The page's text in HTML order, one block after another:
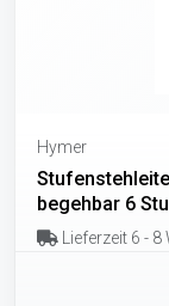
Hymer
begehbar 6
Lieferzeit 6 - 8